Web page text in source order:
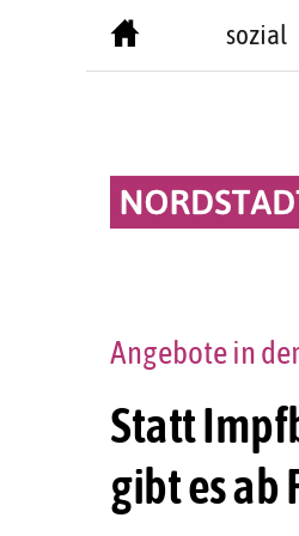
sozial
Statt
gibt es
Angebote in